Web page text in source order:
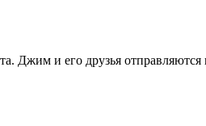
Джим и его друзья отправляются